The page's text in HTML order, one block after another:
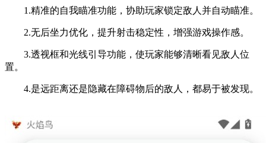
1.精准的自我瞄准功能，协助玩家锁定敌人并自动瞄准。
2.无后坐力优化，提升射击稳定性，增强游戏操作感。
3.透视框和光线引导功能，使玩家能够清晰看见敌人位
置。
4.是远距离还是隐藏在障碍物后的敌人，都易于被发现。